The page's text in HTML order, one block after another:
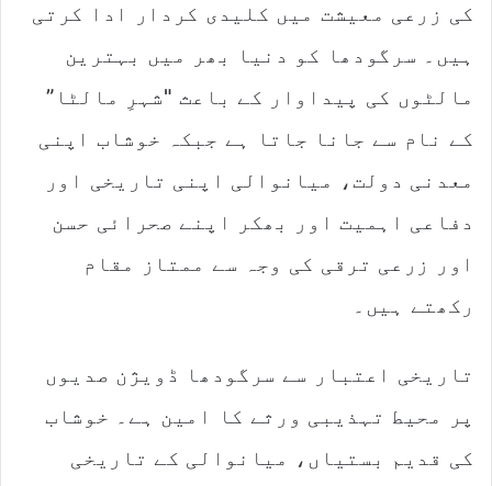
کی زرعی معیشت میں کلیدی کردار ادا کرتی
ہیں۔ سرگودھا کو دنیا بھر میں بہترین
مالٹوں کی پیداوار کے باعث "شہرِ مالٹا”
کے نام سے جانا جاتا ہے جبکہ خوشاب اپنی
معدنی دولت، میانوالی اپنی تاریخی اور
دفاعی اہمیت اور بھکر اپنے صحرائی حسن
اور زرعی ترقی کی وجہ سے ممتاز مقام
رکھتے ہیں۔
تاریخی اعتبار سے سرگودھا ڈویژن صدیوں
پر محیط تہذیبی ورثے کا امین ہے۔ خوشاب
کی قدیم بستیاں، میانوالی کے تاریخی